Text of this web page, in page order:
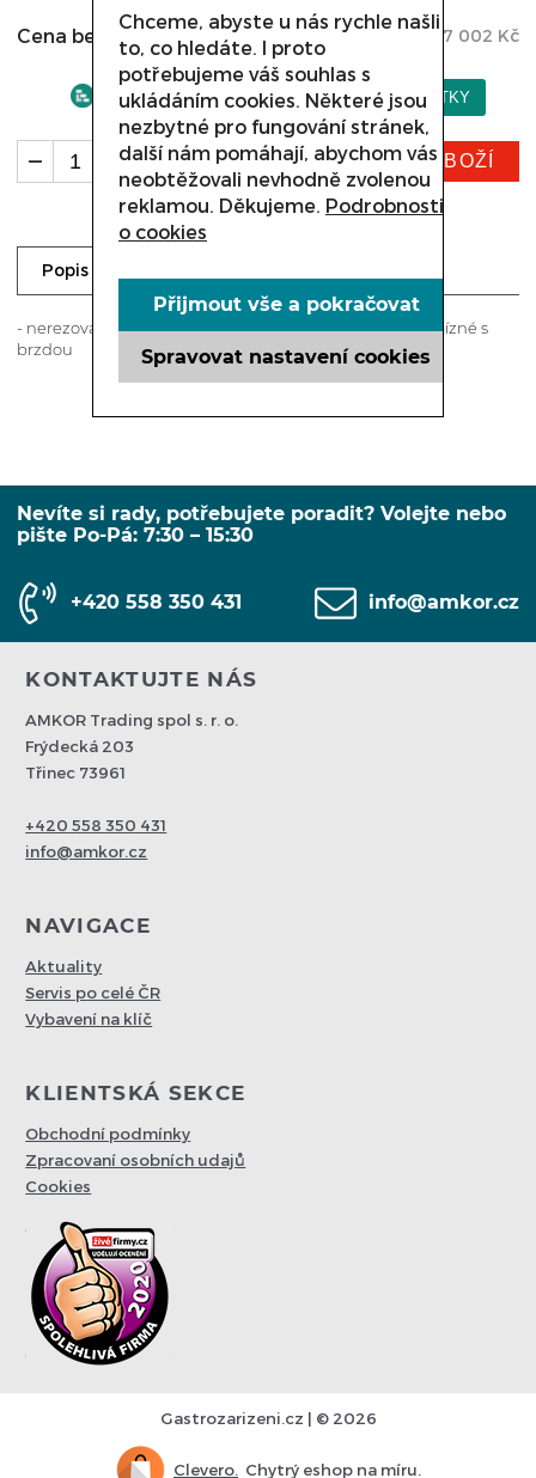
Cena bez DPH: 37 002 Kč
ks KOUPIT ZBOŽÍ
Popis
- nerezová ocel - kolečka 2 x pojízdné bez brzdy a 2 x pojízné s
brzdou
Nevíte si rady, potřebujete poradit? Volejte nebo
pište Po-Pá: 7:30 – 15:30
+420 558 350 431 info@amkor.cz
KONTAKTUJTE NÁS
AMKOR Trading spol s. r. o.
Frýdecká 203
Třinec 73961
+420 558 350 431
info@amkor.cz
NAVIGACE
Aktuality
Servis po celé ČR
Vybavení na klíč
KLIENTSKÁ SEKCE
Obchodní podmínky
Zpracovaní osobních udajů
Cookies
Gastrozarizeni.cz | © 2026
Clevero. Chytrý eshop na míru.
Chceme, abyste u nás rychle našli
to, co hledáte. I proto
potřebujeme váš souhlas s
ukládáním cookies. Některé jsou
nezbytné pro fungování stránek,
další nám pomáhají, abychom vás
neobtěžovali nevhodně zvolenou
reklamou. Děkujeme. Podrobnosti
o cookies
Spravovat nastavení cookies
Přijmout vše a pokračovat